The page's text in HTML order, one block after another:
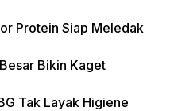
Protein Siap Meledak
Bikin Kaget
Tak Layak Higiene